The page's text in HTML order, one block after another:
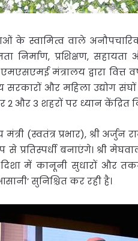
के स्वामित्व वाले
निर्माण, प्रशिक्षण,
मंत्रालय द्वारा वित्त
सरकारों और महिला उद्योग
और 3 शहरों पर ध्यान केंद्रित
(स्वतंत्र प्रभार), श्री
प्रतिस्पर्धी बनाएंगे। श्री
में कानूनी सुधारों और
सुनिश्चित कर रही है।